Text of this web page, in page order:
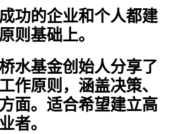
功的企业和个人都建
则基础上。
水基金创始人分享了
作原则，涵盖决策、
面。适合希望建立高
者。